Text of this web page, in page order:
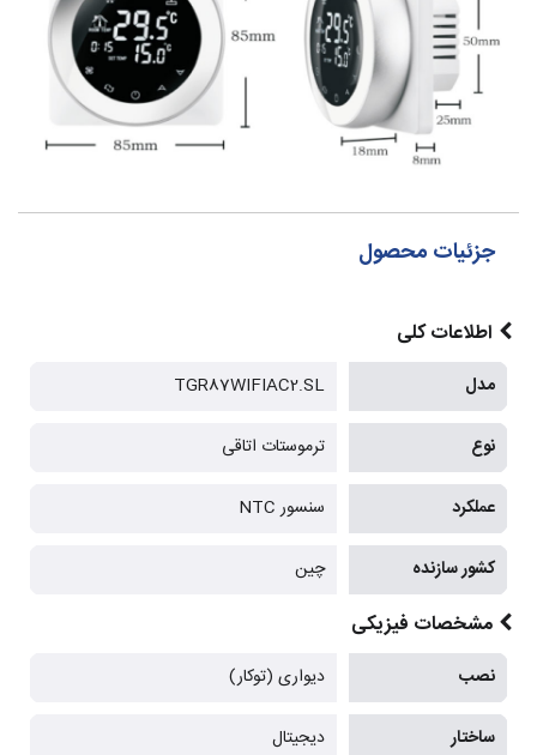
جزئیات محصول
اطلاعات کلی
مدل TGR87WIFIAC2.SL
نوع ترموستات اتاقی
عملکرد سنسور NTC
کشور سازنده چین
مشخصات فیزیکی
نصب دیواری (توکار)
ساختار دیجیتال